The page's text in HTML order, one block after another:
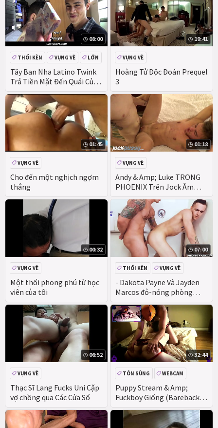
08:00
Tây Ban Nha Latino Twink
Trả Tiền Mặt Đến Quái Của
Anh Ấy Thẳng Người Bạn
Trên Máy Quay
THỔI KÈN VỤNG VỀ LỚN
19:41
Hoàng Tử Độc Đoán Prequel
3
VỤNG VỀ
01:45
Cho đến một nghịch ngợm
thẳng
VỤNG VỀ
01:18
Andy & Amp; Luke TRONG
PHOENIX Trên Jock Âm
Đạo
VỤNG VỀ
00:32
Một thổi phong phú từ học
viên của tôi
VỤNG VỀ
07:00
- Dakota Payne Và Jayden
Marcos đỏ-nóng phòng
TẮM TÌNH dục!
THỔI KÈN
VỤNG VỀ
HẬU MÔN
06:52
Thạc Sĩ Lang Fucks Uni Cặp
vợ chồng qua Các Cửa Sổ
VỤNG VỀ
32:44
Puppy Stream & Amp;
Fuckboy Giống (Bareback ;
PupPlay; Tôn sùng)
TÔN SÙNG
WEBCAM
HẬU MÔN
VỤNG VỀ